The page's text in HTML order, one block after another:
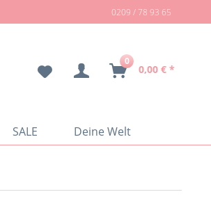
0209 / 78 93 65
0
0,00 € *
SALE Deine Welt